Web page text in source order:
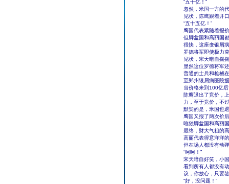
“五十亿！”
忽然，米国一方的
见状，陈鹰跟着开
“五十五亿！”
鹰国代表紧随着报
但脚盆国和高丽国
很快，这座变银屑
罗德将军即使极力
见状，宋天暗自摇
显然这位罗德将军
普通的士兵和枪械
至郑州银屑病医院
当价格来到100亿
陈鹰退出了竞价，
力，至于竞价，不
默契的是，米国也
鹰国又报了两次价
唯独脚盆国和高丽
最终，财大气粗的
高丽代表得意洋洋
但在场人都没有动
“呵呵！”
宋天暗自好笑，小
看到所有人都没有
议，你放心，只要
“好，没问题！”